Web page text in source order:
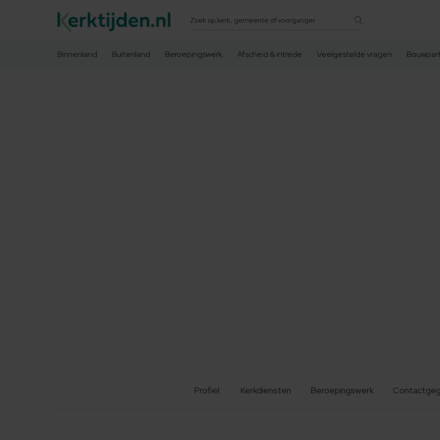
Zoeken
Binnenland Buitenland Beroepingswerk Afscheid & intrede Veelgestelde vragen
Profiel Kerkdiensten Beroepingswerk